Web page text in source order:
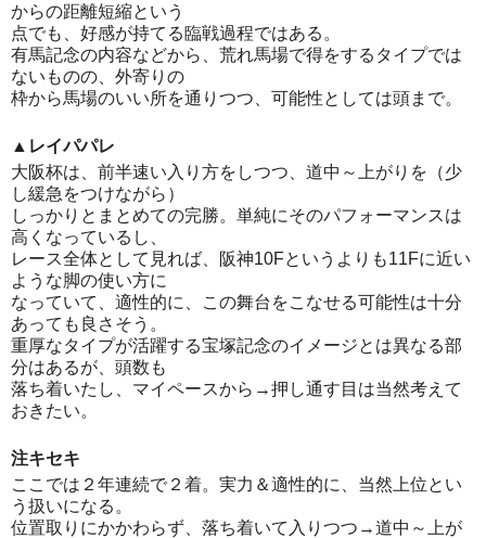
からの距離短縮という
点でも、好感が持てる臨戦過程ではある。
有馬記念の内容などから、荒れ馬場で得をするタイプでは
ないものの、外寄りの
枠から馬場のいい所を通りつつ、可能性としては頭まで。
▲レイパパレ
大阪杯は、前半速い入り方をしつつ、道中～上がりを（少
し緩急をつけながら）
しっかりとまとめての完勝。単純にそのパフォーマンスは
高くなっているし、
レース全体として見れば、阪神10Fというよりも11Fに近い
ような脚の使い方に
なっていて、適性的に、この舞台をこなせる可能性は十分
あっても良さそう。
重厚なタイプが活躍する宝塚記念のイメージとは異なる部
分はあるが、頭数も
落ち着いたし、マイペースから→押し通す目は当然考えて
おきたい。
注キセキ
ここでは２年連続で２着。実力＆適性的に、当然上位とい
う扱いになる。
位置取りにかかわらず、落ち着いて入りつつ→道中～上が